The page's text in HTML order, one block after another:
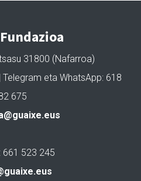
31800 (Nafarroa)
eta WhatsApp: 618
675
661 523 245